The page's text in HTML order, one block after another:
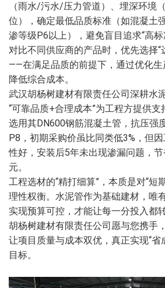
（雨水/污水/压力管道）、埋深环境
位），确定最低品质标准（如混凝土
渗等级P6以上），避免盲目追求“高标
对比不同供应商的产品时，优先选择“
——在满足品质的前提下，通过优化生
降低综合成本。
武汉胡杨树建材有限责任公司深耕水
“可靠品质+合理成本”为工程方提供支
选用其DN600钢筋混凝土管，抗压强
P8，初期采购价虽比同类低3%，但
性好，安装后5年未出现渗漏问题，
元。
工程选材的“精打细算”，本质是对“短
理性权衡。水泥管作为基础建材，唯
实现预算可控，才能让每一分投入都
胡杨树建材有限责任公司愿与您携手
让项目质量与成本双优，真正实现“省
目标。